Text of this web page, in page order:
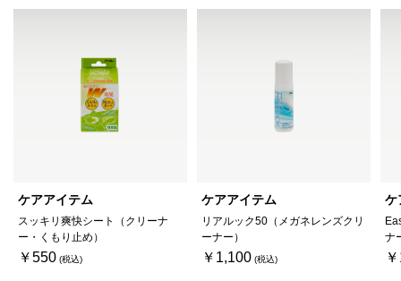
ケアアイテム
スッキリ爽快シート（クリーナ
ー・くもり止め）
￥550
ケアアイテム
リアルック50（メガネレンズクリ
ーナー）
￥1,100
ケ
ナ